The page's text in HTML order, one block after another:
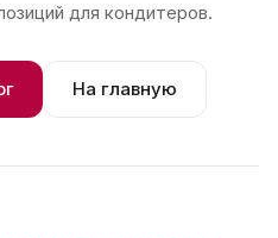
для кондитеров.
На главную